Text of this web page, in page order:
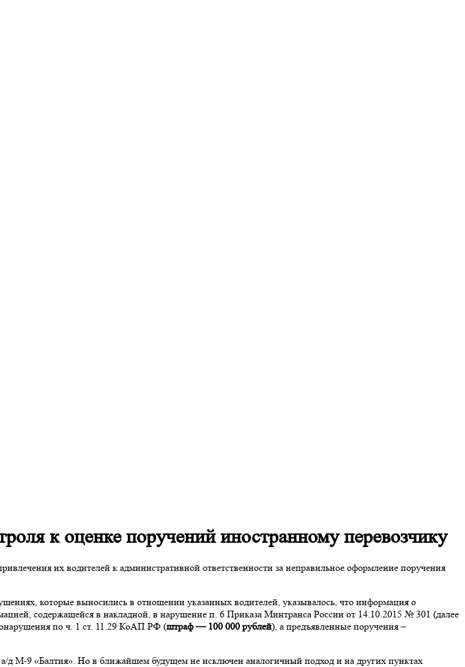
к оценке поручений иностранному перевозчику
их водителей к административной ответственности за неправильное оформление поручения
которые выносились в отношении указанных водителей, указывалось, что информация о
содержащейся в накладной, в нарушение п. 6 Приказа Минтранса России от 14.10.2015 № 301 (далее
по ч. 1 ст. 11.29 КоАП РФ (штраф — 100 000 рублей), а предъявленные поручения –
д М-9 «Балтия». Но в ближайшем будущем не исключен аналогичный подход и на других пунктах